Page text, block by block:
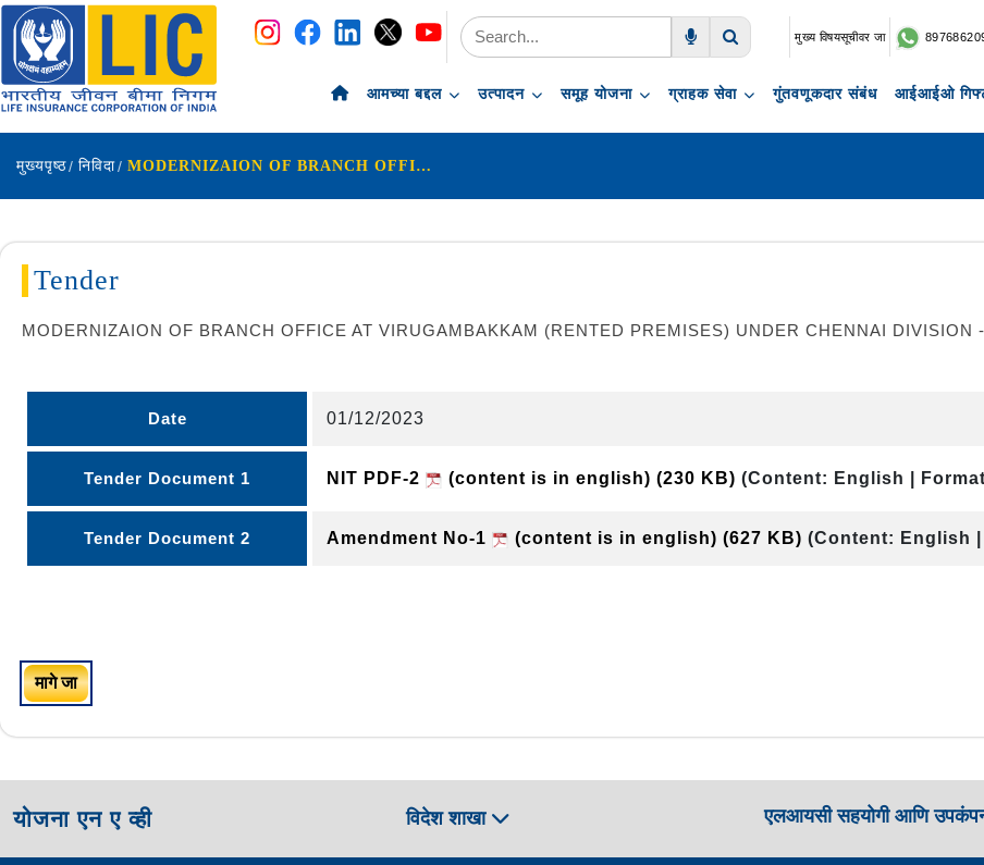
navigation
skip-to-content
मुख्य विषयसूचीवर जा
आमच्या बद्दल उत्पादन समूह योजना ग्राहक सेवा गुंतवणूकदार संबंध आईआईओ
मुख्यपृष्ठ निविदा MODERNIZAION OF BRANCH OFFICE AT VIRUGAMBAKKAM RENTED PREMISES UNDER CHENNAI DIVISION -1
Tender
MODERNIZAION OF BRANCH OFFICE AT VIRUGAMBAKKAM (RENTED PREMISES) UNDER CHENNAI DIVISION
Date 01/12/2023
Tender Document 1 NIT PDF-2 (content is in english) (230 KB) (Content: English |
Tender Document 2 Amendment No-1 (content is in english) (627 KB) (Content: English |
मागे जा
योजना एन ए व्ही विदेश शाखा एलआयसी सहयोगी आणि